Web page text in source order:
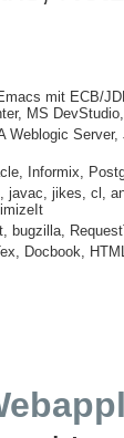
mit ECB/
MS
Weblogic
Informix,
javac, jikes, cl,
bugzilla,
Docbook,